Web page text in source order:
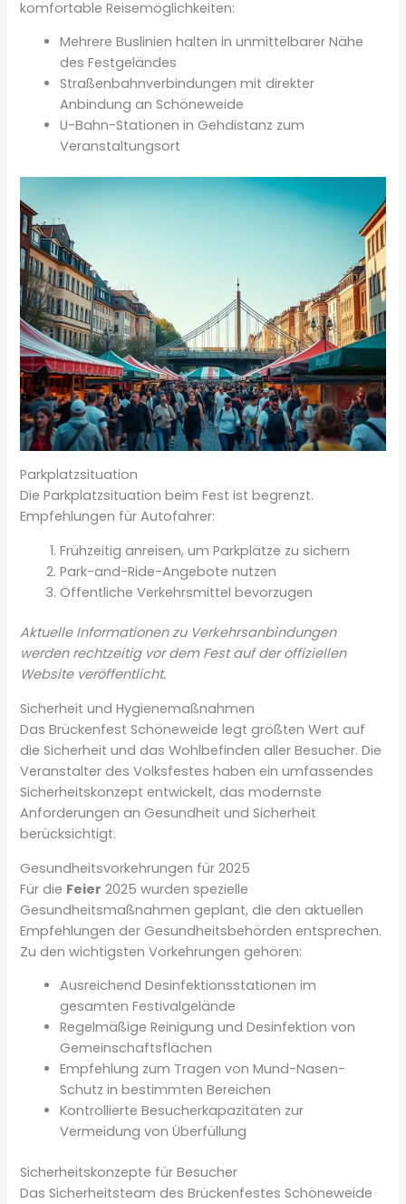
komfortable Reisemöglichkeiten:
Mehrere Buslinien halten in unmittelbarer Nähe
des Festgeländes
Straßenbahnverbindungen mit direkter
Anbindung an Schöneweide
U-Bahn-Stationen in Gehdistanz zum
Veranstaltungsort
Parkplatzsituation
Die Parkplatzsituation beim Fest ist begrenzt.
Empfehlungen für Autofahrer:
Frühzeitig anreisen, um Parkplätze zu sichern
Park-and-Ride-Angebote nutzen
Öffentliche Verkehrsmittel bevorzugen
Aktuelle Informationen zu Verkehrsanbindungen
werden rechtzeitig vor dem Fest auf der offiziellen
Website veröffentlicht.
Sicherheit und Hygienemaßnahmen
Das Brückenfest Schöneweide legt größten Wert auf
die Sicherheit und das Wohlbefinden aller Besucher. Die
Veranstalter des Volksfestes haben ein umfassendes
Sicherheitskonzept entwickelt, das modernste
Anforderungen an Gesundheit und Sicherheit
berücksichtigt.
Gesundheitsvorkehrungen für 2025
Für die Feier 2025 wurden spezielle
Gesundheitsmaßnahmen geplant, die den aktuellen
Empfehlungen der Gesundheitsbehörden entsprechen.
Zu den wichtigsten Vorkehrungen gehören:
Ausreichend Desinfektionsstationen im
gesamten Festivalgelände
Regelmäßige Reinigung und Desinfektion von
Gemeinschaftsflächen
Empfehlung zum Tragen von Mund-Nasen-
Schutz in bestimmten Bereichen
Kontrollierte Besucherkapazitäten zur
Vermeidung von Überfüllung
Sicherheitskonzepte für Besucher
Das Sicherheitsteam des Brückenfestes Schöneweide